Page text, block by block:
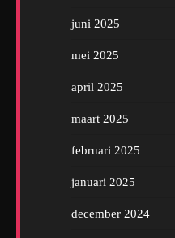
juni 2025
mei 2025
april 2025
maart 2025
februari 2025
januari 2025
december 2024